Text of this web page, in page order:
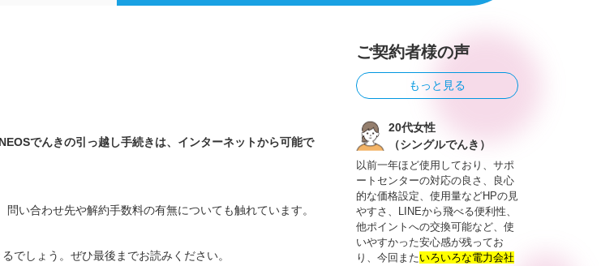
でんきの引っ越し手続きは、インターネットから可能で
い合わせ先や解約手数料の有無についても触れています。
でしょう。ぜひ最後までお読みください。
ご契約者様の声
もっと見る
20代女性
（シングルでんき）
以前一年ほど使用しており、サポ
ートセンターの対応の良さ、良心
的な価格設定、使用量などHPの見
やすさ、LINEから飛べる便利性、
他ポイントへの交換可能など、使
いやすかった安心感が残ってお
り、今回またいろいろな電力会社